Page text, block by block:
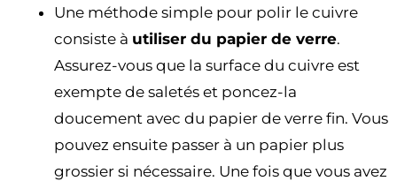
Une méthode simple pour polir le cuivre
consiste à utiliser du papier de verre.
Assurez-vous que la surface du cuivre est
exempte de saletés et poncez-la
doucement avec du papier de verre fin. Vous
pouvez ensuite passer à un papier plus
grossier si nécessaire. Une fois que vous avez